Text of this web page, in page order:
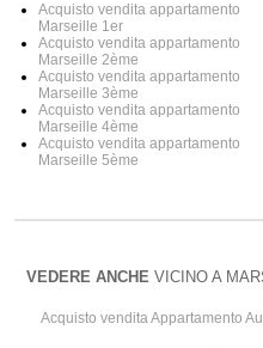
Acquisto vendita appartamento
Marseille 1er
Acquisto vendita appartamento
Marseille 2ème
Acquisto vendita appartamento
Marseille 3ème
Acquisto vendita appartamento
Marseille 4ème
Acquisto vendita appartamento
Marseille 5ème
VEDERE ANCHE VICINO A
Acquisto vendita Appartamento